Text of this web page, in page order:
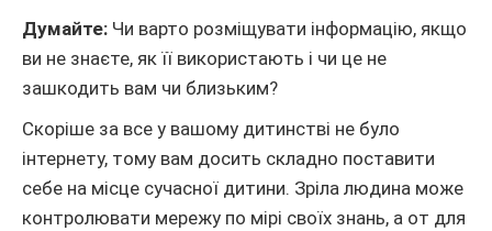
Думайте: Чи варто розміщувати інформацію, якщо
ви не знаєте, як її використають і чи це не
зашкодить вам чи близьким?
Скоріше за все у вашому дитинстві не було
інтернету, тому вам досить складно поставити
себе на місце сучасної дитини. Зріла людина може
контролювати мережу по мірі своїх знань, а от для